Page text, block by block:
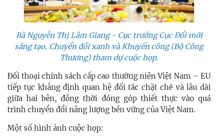
Bà Nguyễn Thị Lâm Giang - Cục trưởng Cục Đổi mới
sáng tạo, Chuyển đổi xanh và Khuyến công (Bộ Công
Thương) tham dự cuộc họp.
Đối thoại chính sách cấp cao thường niên Việt Nam – EU
tiếp tục khẳng định quan hệ đối tác chặt chẽ và lâu dài
giữa hai bên, đồng thời đóng góp thiết thực vào quá
trình chuyển đổi năng lượng bền vững của Việt Nam.
Một số hình ảnh cuộc họp: